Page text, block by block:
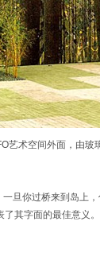
艺术空间外面，由玻
你过桥来到岛上，
其字面的最佳意义